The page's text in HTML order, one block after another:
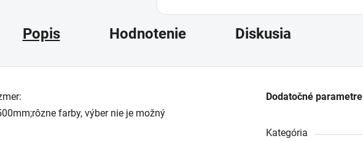
Popis Hodnotenie Diskusia
farby, výber nie je možný
Dodatočné parametre
Kategória